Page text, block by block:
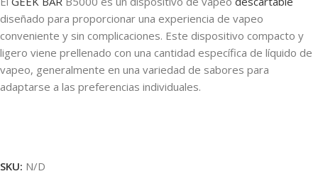
diseñado para proporcionar una experiencia de vapeo
conveniente y sin complicaciones. Este dispositivo compacto y
ligero viene prellenado con una cantidad específica de líquido de
vapeo, generalmente en una variedad de sabores para
adaptarse a las preferencias individuales.
SKU: N/D